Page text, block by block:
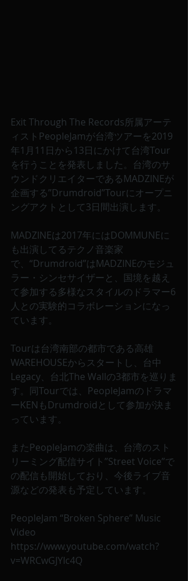
Exit Through The Records所属アーテ
ィストPeopleJamが台湾ツアーを2019
年1月11日から13日にかけて台湾Tour
を行うことを発表しました。台湾のサ
ウンドクリエイターであるMADZINEが
企画する”Drumdroid”Tourにオープニ
ングアクトとして3日間出演します。
MADZINEは2017年にはDOMMUNEに
も出演してるテクノ音楽家
で、“Drumdroid”はMADZINEのモジュ
ラー・シンセサイザーと、国境を越え
て参加する多様なスタイルのドラマー6
人との実験的コラボレーションになっ
ています。
Tourは台湾南部の都市である高雄
WAREHOUSEからスタートし、台中
Legacy、台北The Wallの3都市を巡りま
す。同Tourでは、PeopleJamのドラマ
ーKENもDrumdroidとして参加が決ま
っています。
またPeopleJamの楽曲は、台湾のスト
リーミング配信サイト”Street Voice”で
の配信も開始しており、今後ライブ音
源などの発表も予定しています。
PeopleJam “Broken Sphere” Music
Video
https://www.youtube.com/watch?
v=WRCwGJYIc4Q